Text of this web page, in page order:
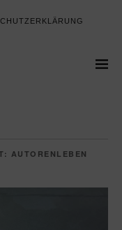
AUTORENLEBEN